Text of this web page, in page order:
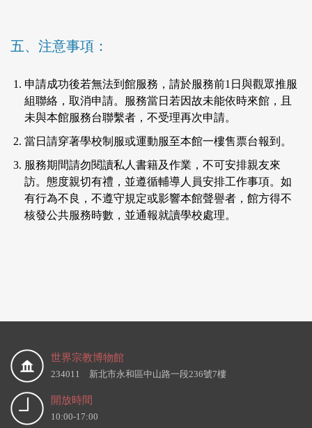
五、注意事項：
申請成功後若無法到館服務，請於服務前1日與觀眾推服
組聯絡，取消申請。服務當日若因故未能依時來館，且
未與本館服務台聯繫者，不受理再次申請。
當日請穿著學校制服或運動服至本館一樓售票台報到。
服務期間請勿閱讀私人書籍及作業，不可安排親友來
訪。態度親切有禮，並遵循輔導人員安排工作事項。如
有行為不良，不遵守規定或影響本館聲譽者，館方得不
核發公共服務時數，並通報就讀學校處理。
世界宗教博物館
234011 新北市永和區中山路一段236號7樓
開放時間
10:00-17:00